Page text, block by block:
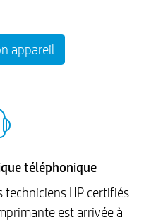
appareil
téléphonique
HP certifiés
est arrivée à